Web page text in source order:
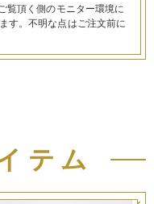
覧頂く側のモニター環境に
す。不明な点はご注文前に
テム